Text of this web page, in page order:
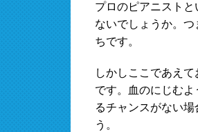
プロのピアニストと
ないでしょうか。
ちです。
しかしここであえ
です。血のにじむ
るチャンスがない
う。